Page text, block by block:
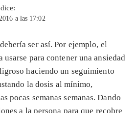
dice:
a las 17:02
ser así. Por ejemplo, el
para contener una ansiedad
haciendo un seguimiento
la dosis al mínimo,
pocas semanas semanas. Dando
a la persona para que recobre